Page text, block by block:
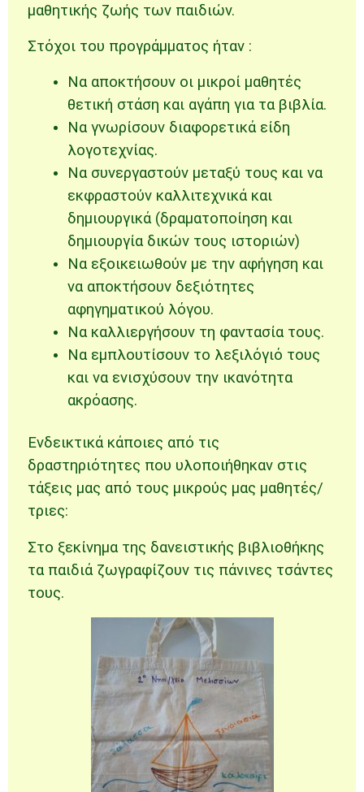
μαθητικής ζωής των παιδιών.
Στόχοι του προγράμματος ήταν :
Να αποκτήσουν οι μικροί μαθητές
θετική στάση και αγάπη για τα βιβλία.
Να γνωρίσουν διαφορετικά είδη
λογοτεχνίας.
Να συνεργαστούν μεταξύ τους και να
εκφραστούν καλλιτεχνικά και
δημιουργικά (δραματοποίηση και
δημιουργία δικών τους ιστοριών)
Να εξοικειωθούν με την αφήγηση και
να αποκτήσουν δεξιότητες
αφηγηματικού λόγου.
Να καλλιεργήσουν τη φαντασία τους.
Να εμπλουτίσουν το λεξιλόγιό τους
και να ενισχύσουν την ικανότητα
ακρόασης.
Ενδεικτικά κάποιες από τις
δραστηριότητες που υλοποιήθηκαν στις
τάξεις μας από τους μικρούς μας μαθητές/
τριες:
Στο ξεκίνημα της δανειστικής βιβλιοθήκης
τα παιδιά ζωγραφίζουν τις πάνινες τσάντες
τους.